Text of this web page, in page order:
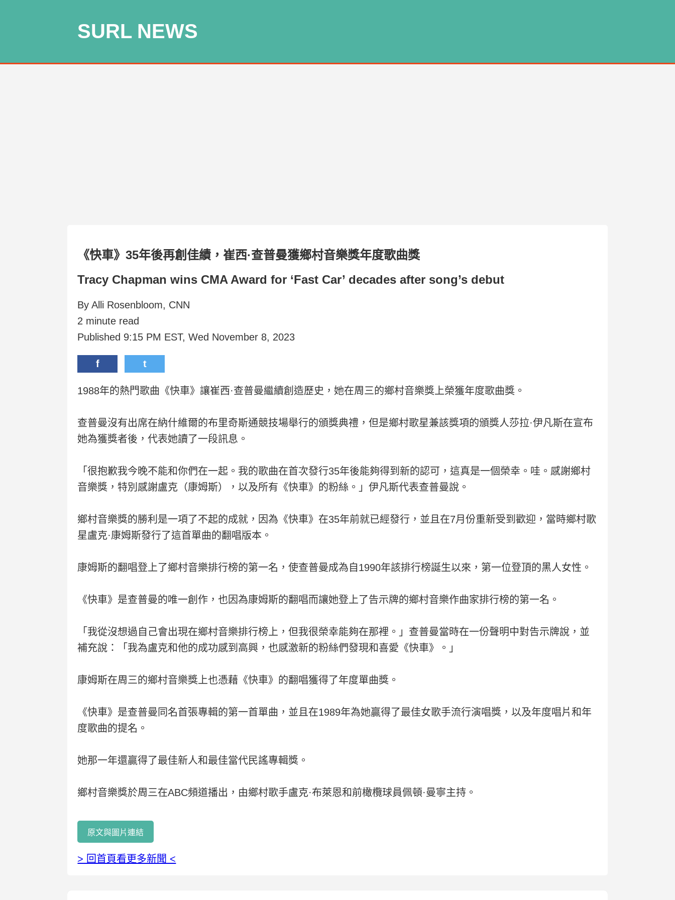
SURL NEWS
《快車》35年後再創佳績，崔西·查普曼獲鄉村音樂獎年度歌曲獎
Tracy Chapman wins CMA Award for ‘Fast Car’ decades after song’s debut
By Alli Rosenbloom, CNN
2 minute read
Published 9:15 PM EST, Wed November 8, 2023
f t
1988年的熱門歌曲《快車》讓崔西·查普曼繼續創造歷史，她在周三的鄉村音樂獎上榮獲年度歌曲獎。
查普曼沒有出席在納什維爾的布里奇斯通競技場舉行的頒獎典禮，但是鄉村歌星兼該獎項的頒獎人莎拉·伊凡斯在宣布
她為獲獎者後，代表她讀了一段訊息。
「很抱歉我今晚不能和你們在一起。我的歌曲在首次發行35年後能夠得到新的認可，這真是一個榮幸。哇。感謝鄉村
音樂獎，特別感謝盧克（康姆斯），以及所有《快車》的粉絲。」伊凡斯代表查普曼說。
鄉村音樂獎的勝利是一項了不起的成就，因為《快車》在35年前就已經發行，並且在7月份重新受到歡迎，當時鄉村歌
星盧克·康姆斯發行了這首單曲的翻唱版本。
康姆斯的翻唱登上了鄉村音樂排行榜的第一名，使查普曼成為自1990年該排行榜誕生以來，第一位登頂的黑人女性。
《快車》是查普曼的唯一創作，也因為康姆斯的翻唱而讓她登上了告示牌的鄉村音樂作曲家排行榜的第一名。
「我從沒想過自己會出現在鄉村音樂排行榜上，但我很榮幸能夠在那裡。」查普曼當時在一份聲明中對告示牌說，並
補充說：「我為盧克和他的成功感到高興，也感激新的粉絲們發現和喜愛《快車》。」
康姆斯在周三的鄉村音樂獎上也憑藉《快車》的翻唱獲得了年度單曲獎。
《快車》是查普曼同名首張專輯的第一首單曲，並且在1989年為她贏得了最佳女歌手流行演唱獎，以及年度唱片和年
度歌曲的提名。
她那一年還贏得了最佳新人和最佳當代民謠專輯獎。
鄉村音樂獎於周三在ABC頻道播出，由鄉村歌手盧克·布萊恩和前橄欖球員佩頓·曼寧主持。
原文與圖片連結
> 回首頁看更多新聞 <